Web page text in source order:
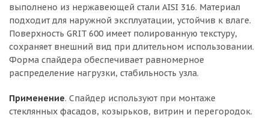
выполнено из нержавеющей стали AISI 316. Материал
подходит для наружной эксплуатации, устойчив к влаге.
Поверхность GRIT 600 имеет полированную текстуру,
сохраняет внешний вид при длительном использовании.
Форма спайдера обеспечивает равномерное
распределение нагрузки, стабильность узла.
Применение. Спайдер используют при монтаже
стеклянных фасадов, козырьков, витрин и перегородок.